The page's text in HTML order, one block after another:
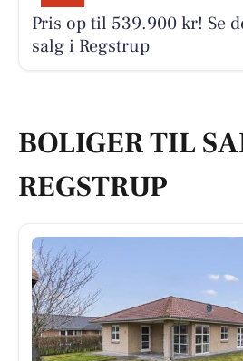
Pris op til 539.900 kr! Se
salg i Regstrup
BOLIGER TIL
REGSTRUP